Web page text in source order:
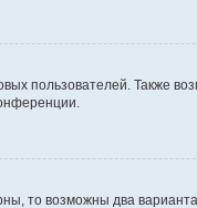
пользователей. Также
то возможны два